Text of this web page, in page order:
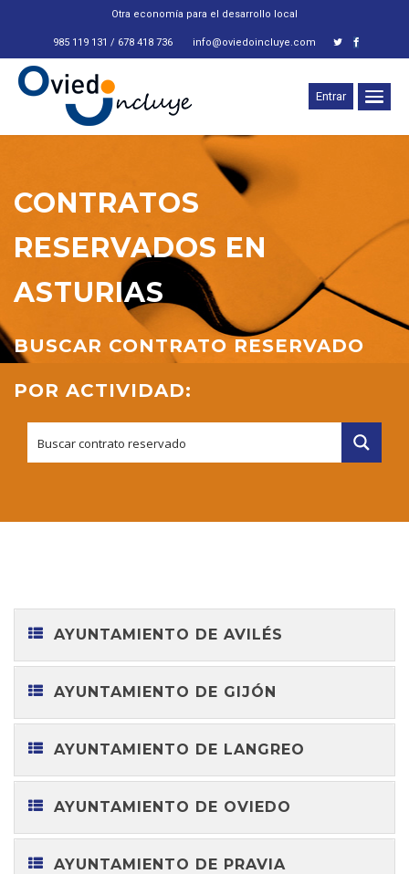
Otra economía para el desarrollo local
985 119 131 / 678 418 736 info@oviedoincluye.com
Entrar
CONTRATOS
RESERVADOS EN
ASTURIAS
BUSCAR CONTRATO RESERVADO
POR ACTIVIDAD:
AYUNTAMIENTO DE AVILÉS
AYUNTAMIENTO DE GIJÓN
AYUNTAMIENTO DE LANGREO
AYUNTAMIENTO DE OVIEDO
AYUNTAMIENTO DE PRAVIA